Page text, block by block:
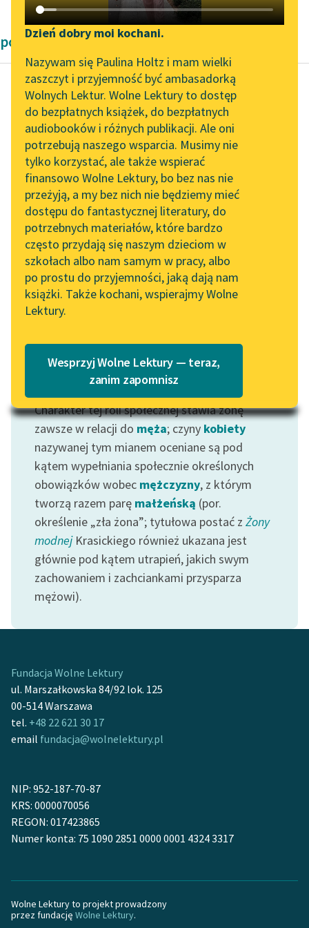
Katalog DAISY
Podkasty o książkach
Zgłoś brak utworu
Aktualności
„Prokurator Alicja Horn”
do słuchania
Byliśmy częścią AI Impact
Lab
Zapraszamy na spotkanie
online z tłumaczkami
literatury skandynawskiej
Spotkanie z Katarzyną
Tunkiel w Oslo
102. lata temu zmarł
Joseph Conrad
Lektury szkolne i klasyka
literatury do słuchania dla
uczennic i uczniów z
niepełnosprawnościami
E-kolekcja lektur
szkolnych i literatury do
słuchania dla uczennic i
uczniów z
niepełnosprawnościami
Feministyczne inspiracje.
Popularyzacja
skandynawskiej literatury
feministycznej
Ręce pełne poezji
twórców przechodzących
do domeny publicznej,
lektur szkolnych oraz
Starego Testamentu
Odkurzamy bohaterów
Lektur
Narzędzia
Mapa Wolnych Lektur
Leśmianator
Przewodnik dla piszących i
czytających
API
OAI-PMH
Widget Wolnych Lektur
Przypisy
Katalog w formacie PDF
O nas
O projekcie
Zespół
Dzień dobry moi kochani.
Nazywam się Paulina Holtz i mam wielki
zaszczyt i przyjemność być ambasadorką
Wolnych Lektur. Wolne Lektury to dostęp
do bezpłatnych książek, do bezpłatnych
audiobooków i różnych publikacji. Ale oni
potrzebują naszego wsparcia. Musimy nie
tylko korzystać, ale także wspierać
finansowo Wolne Lektury, bo bez nas nie
przeżyją, a my bez nich nie będziemy mieć
dostępu do fantastycznej literatury, do
potrzebnych materiałów, które bardzo
często przydają się naszym dzieciom w
szkołach albo nam samym w pracy, albo
po prostu do przyjemności, jaką dają nam
książki. Także kochani, wspierajmy Wolne
Lektury.
Wesprzyj Wolne Lektury — teraz,
zanim zapomnisz
powieści kryminalne Urke Nachalnik
Urke Nachalnik
W matni
Wsiadł do dorożki, by
pojechać do domu.
Tam czekała na niego
żona, chłopka ze wsi...
Czytaj więcej
Motyw: Żona
Charakter tej roli społecznej stawia żonę
zawsze w relacji do męża; czyny kobiety
nazywanej tym mianem oceniane są pod
kątem wypełniania społecznie określonych
obowiązków wobec mężczyzny, z którym
tworzą razem parę małżeńską (por.
określenie „zła żona”; tytułowa postać z Żony
modnejKrasickiego również ukazana jest
głównie pod kątem utrapień, jakich swym
zachowaniem i zachciankami przysparza
mężowi).
Fundacja Wolne Lektury
ul. Marszałkowska 84/92 lok. 125
00-514 Warszawa
tel. +48 22 621 30 17
email fundacja@wolnelektury.pl
NIP: 952-187-70-87
KRS: 0000070056
REGON: 017423865
Numer konta: 75 1090 2851 0000 0001 4324 3317
Wolne Lektury to projekt prowadzony
przez fundację Wolne Lektury.